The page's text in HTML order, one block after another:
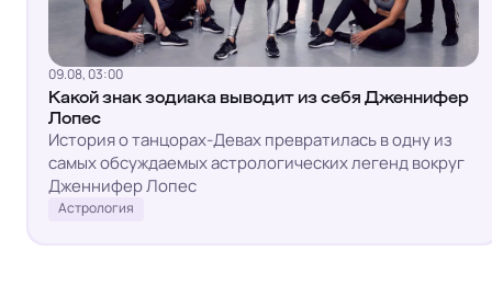
09.08, 03:00
Какой знак зодиака выводит из себя Дженнифер
Лопес
История о танцорах-Девах превратилась в одну из
самых обсуждаемых астрологических легенд вокруг
Дженнифер Лопес
Астрология